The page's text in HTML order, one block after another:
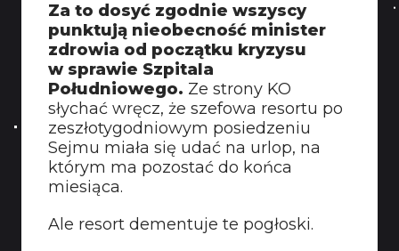
Za to dosyć zgodnie wszyscy
punktują nieobecność minister
zdrowia od początku kryzysu
w sprawie Szpitala
Południowego. Ze strony KO
słychać wręcz, że szefowa resortu po
zeszłotygodniowym posiedzeniu
Sejmu miała się udać na urlop, na
którym ma pozostać do końca
miesiąca.
Ale resort dementuje te pogłoski.